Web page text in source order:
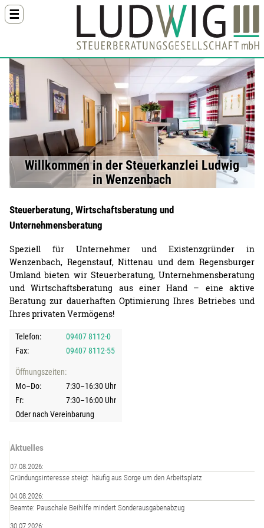
Menü
Willkommen in der Steuerkanzlei Ludwig
in Wenzenbach
Steuerberatung, Wirtschaftsberatung und
Unternehmensberatung
Speziell für Unternehmer und Existenzgründer in
Wenzenbach, Regenstauf, Nittenau und dem Regensburger
Umland bieten wir Steuerberatung, Unternehmensberatung
und Wirtschaftsberatung aus einer Hand – eine aktive
Beratung zur dauerhaften Optimierung Ihres Betriebes und
Ihres privaten Vermögens!
Telefon:
09407 8112-0
Fax:
09407 8112-55
Öffnungszeiten:
Mo–Do:
7:30–16:30 Uhr
Fr:
7:30–16:00 Uhr
Oder nach Vereinbarung
Aktuelles
07.08.2026:
Gründungsinteresse steigt  häufig aus Sorge um den Arbeitsplatz
04.08.2026:
Beamte: Pauschale Beihilfe mindert Sonderausgabenabzug
30.07.2026: